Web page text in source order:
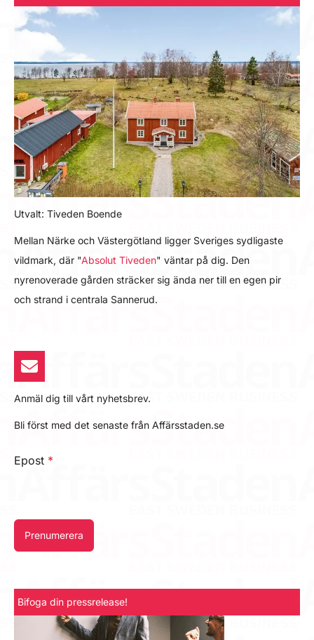
Utvalt: Tiveden Boende
Mellan Närke och Västergötland ligger Sveriges sydligaste
vildmark, där "Absolut Tiveden" väntar på dig. Den
nyrenoverade gården sträcker sig ända ner till en egen pir
och strand i centrala Sannerud.
Anmäl dig till vårt nyhetsbrev.
Bli först med det senaste från Affärsstaden.se
Epost *
Prenumerera
Bifoga din pressrelease!